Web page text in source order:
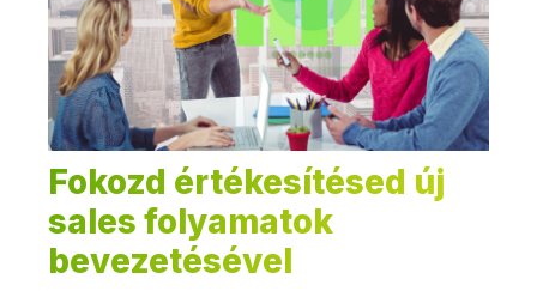
Fokozd értékesítésed új
sales folyamatok
bevezetésével